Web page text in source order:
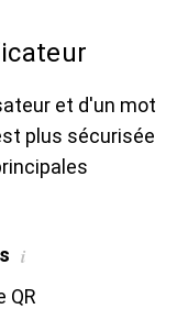
et d'un mot
plus sécurisée
i
QR